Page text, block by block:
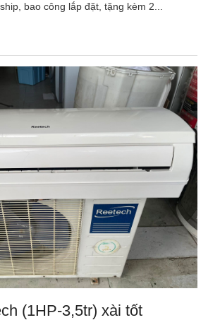
bao công lắp đặt, tặng kèm 2...
(1HP-3,5tr) xài tốt